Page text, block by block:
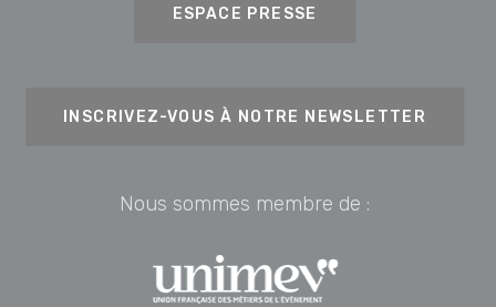
ESPACE PRESSE
INSCRIVEZ-VOUS À NOTRE NEWSLETTER
Nous sommes membre de :